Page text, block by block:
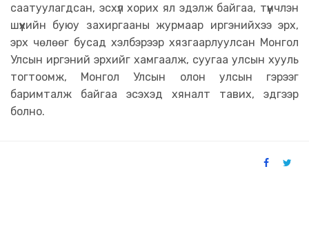
саатуулагдсан, эсхүл хорих ял эдэлж байгаа, түүнчлэн
шүүхийн буюу захиргааны журмаар иргэнийхээ эрх,
эрх чөлөөг бусад хэлбэрээр хязгаарлуулсан Монгол
Улсын иргэний эрхийг хамгаалж, суугаа улсын хууль
тогтоомж, Монгол Улсын олон улсын гэрээг
баримталж байгаа эсэхэд хяналт тавих, эдгээр
болно.